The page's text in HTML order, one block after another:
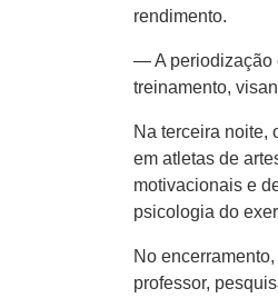
rendimento.
— A periodização
treinamento,
Na terceira noite,
em atletas de
motivacionais e
psicologia do
No
professor,